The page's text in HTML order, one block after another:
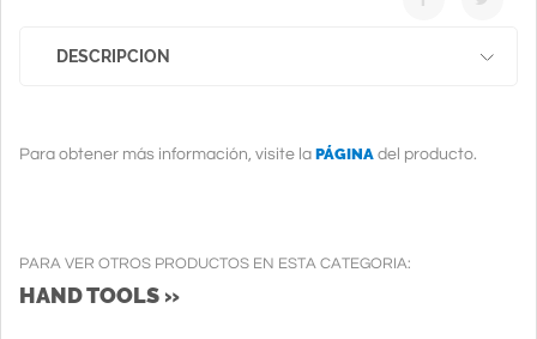
DESCRIPCION
Para obtener más información, visite la PÁGINA del producto.
PARA VER OTROS PRODUCTOS EN ESTA CATEGORIA:
HAND TOOLS »